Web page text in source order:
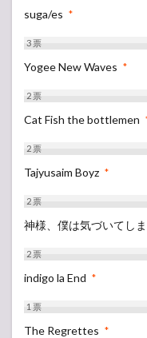
suga/es *
3票
Yogee New Waves *
2票
Cat Fish the bottlemen
2票
Tajyusaim Boyz *
2票
神様、僕は気づいてし
2票
indigo la End *
1票
The Regrettes *